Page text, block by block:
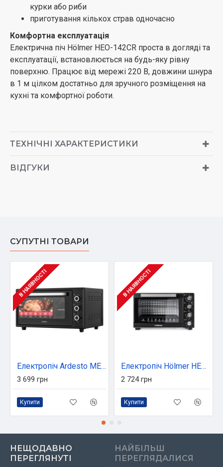
курки або риби
приготування кількох страв одночасно
Комфортна експлуатація
Електрична піч Hölmer HEO-142CR проста в догляді та
експлуатації, встановлюється на будь-яку рівну
поверхню. Працює від мережі 220 В, довжини шнура
в 1 м цілком достатньо для зручного розміщення на
кухні та комфортної роботи.
ТЕХНІЧНІ ХАРАКТЕРИСТИКИ
ВІДГУКИ
СУПУТНІ ТОВАРИ
В НАЯВНОСТІ
Електропіч Ardesto MEO-F48CB
3 699 грн
Купити
В НАЯВНОСТІ
Електропіч Hölmer HEO-248C
2 724 грн
Купити
НЕЩОДАВНО
ПЕРЕГЛЯНУТІ
НАЙБІЛЬШ
ПЕРЕГЛЯДАЛИСЯ